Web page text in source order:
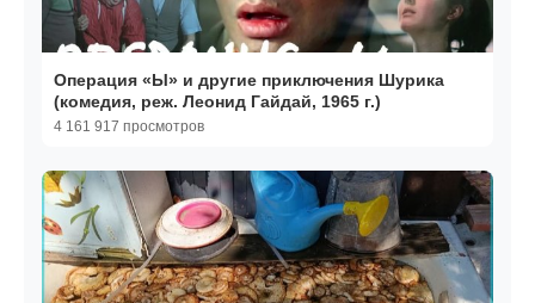
Операция «Ы» и другие приключения Шурика
(комедия, реж. Леонид Гайдай, 1965 г.)
4 161 917 просмотров